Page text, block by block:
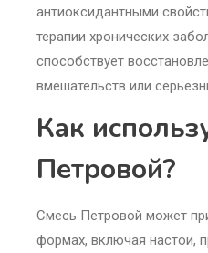
антиоксидантными
терапии хронических
способствует
вмешательств или
Как
Петровой?
Смесь Петровой может
формах, включая настои,